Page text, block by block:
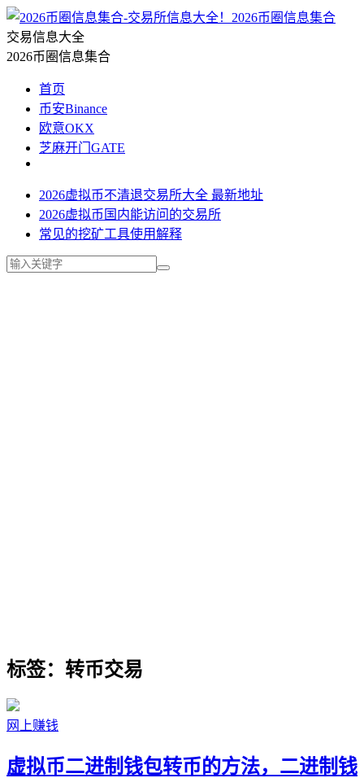
2026币圈信息集合
交易信息大全
2026币圈信息集合
首页
币安Binance
欧意OKX
芝麻开门GATE
2026虚拟币不清退交易所大全 最新地址
2026虚拟币国内能访问的交易所
常见的挖矿工具使用解释
标签：转币交易
网上赚钱
虚拟币二进制钱包转币的方法，二进制钱